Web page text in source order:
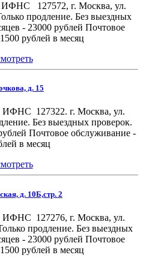
ИФНС 127572, г. Москва, ул.
продление. Без выездных
- 23000 рублей Почтовое
рублей в месяц
д. 15
ИФНС 127322. г. Москва, ул.
Без выездных проверок.
Почтовое обслуживание -
в месяц
д. 10Б,стр. 2
ИФНС 127276, г. Москва, ул.
продление. Без выездных
- 23000 рублей Почтовое
рублей в месяц